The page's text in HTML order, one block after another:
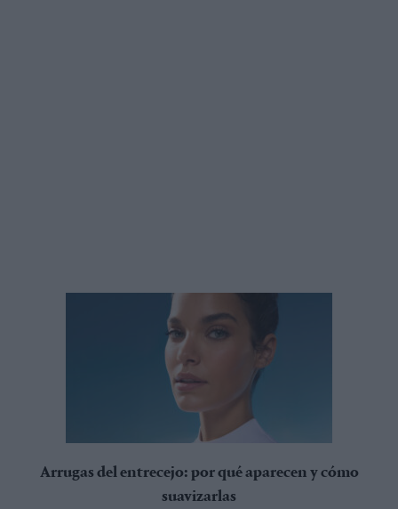
Arrugas del entrecejo: por qué aparecen y cómo
suavizarlas